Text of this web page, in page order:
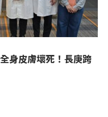
身皮膚壞死！長庚跨